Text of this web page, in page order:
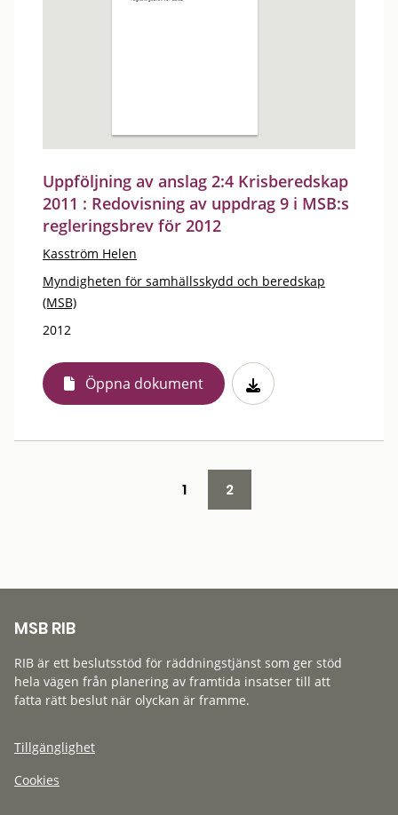
Uppföljning av anslag 2:4 Krisberedskap
2011 : Redovisning av uppdrag 9 i MSB:s
regleringsbrev för 2012
Kasström Helen
Myndigheten för samhällsskydd och beredskap
(MSB)
2012
Öppna dokument
1 2
MSB RIB
RIB är ett beslutsstöd för räddningstjänst som ger stöd
hela vägen från planering av framtida insatser till att
fatta rätt beslut när olyckan är framme.
Tillgänglighet
Cookies